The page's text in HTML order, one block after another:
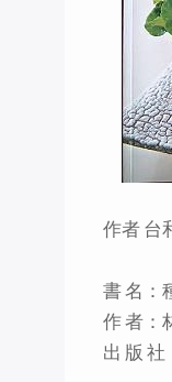
作者 台
書 名：
作 者：
出 版